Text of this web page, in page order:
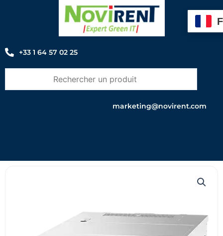
+33 1 64 57 02 25
marketing@novirent.com